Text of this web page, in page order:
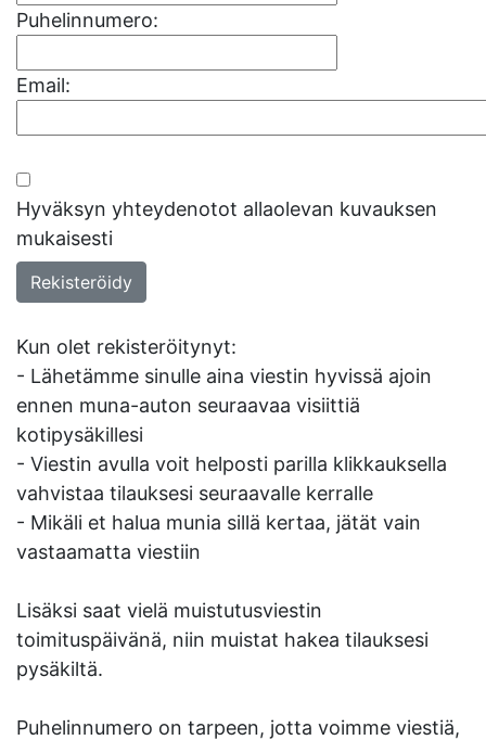
Puhelinnumero:
Email:
Hyväksyn yhteydenotot allaolevan kuvauksen
mukaisesti
Kun olet rekisteröitynyt:
- Lähetämme sinulle aina viestin hyvissä ajoin
ennen muna-auton seuraavaa visiittiä
kotipysäkillesi
- Viestin avulla voit helposti parilla klikkauksella
vahvistaa tilauksesi seuraavalle kerralle
- Mikäli et halua munia sillä kertaa, jätät vain
vastaamatta viestiin
Lisäksi saat vielä muistutusviestin
toimituspäivänä, niin muistat hakea tilauksesi
pysäkiltä.
Puhelinnumero on tarpeen, jotta voimme viestiä,